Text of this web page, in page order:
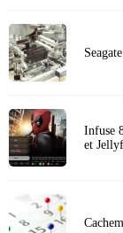
Infuse
et